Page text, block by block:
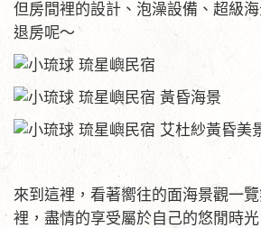
但房間裡的設計、泡澡設備、超級
退房呢～
來到這裡，看著嚮往的面海景觀一
裡，盡情的享受屬於自己的悠閒時光